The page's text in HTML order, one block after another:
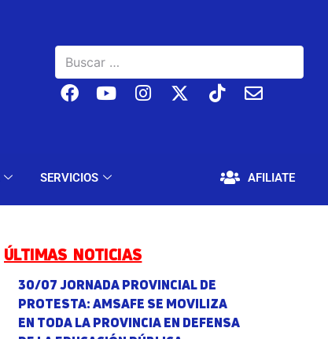
SERVICIOS AFILIATE
EDUCACIÓN Y CULTURA SERVICIOS
ÚLTIMAS NOTICIAS
30/07 JORNADA PROVINCIAL DE
PROTESTA: AMSAFE SE MOVILIZA
EN TODA LA PROVINCIA EN DEFENSA